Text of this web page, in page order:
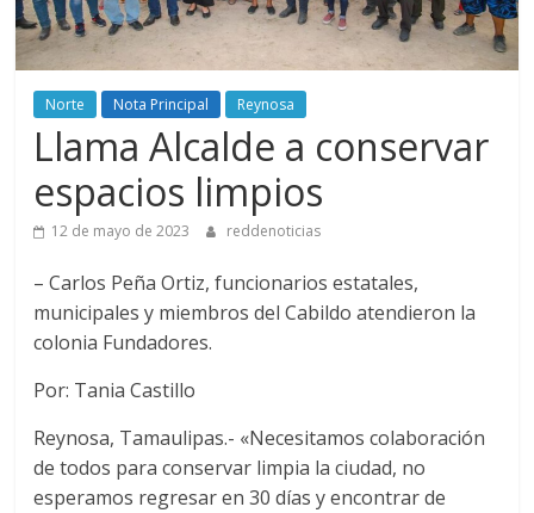
Norte Nota Principal Reynosa
Llama Alcalde a conservar
espacios limpios
12 de mayo de 2023 reddenoticias
– Carlos Peña Ortiz, funcionarios estatales,
municipales y miembros del Cabildo atendieron la
colonia Fundadores.
Por: Tania Castillo
Reynosa, Tamaulipas.- «Necesitamos colaboración
de todos para conservar limpia la ciudad, no
esperamos regresar en 30 días y encontrar de